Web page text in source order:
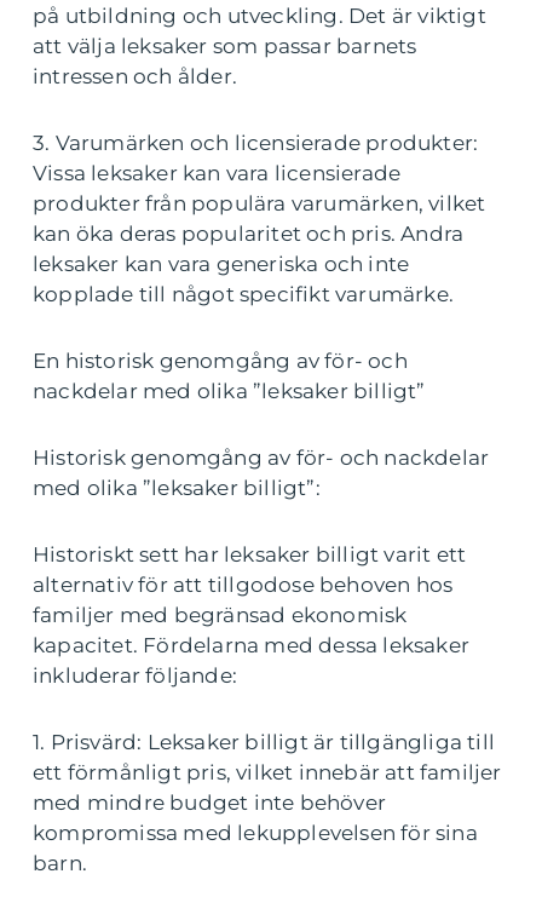
på utbildning och utveckling. Det är viktigt
att välja leksaker som passar barnets
intressen och ålder.
3. Varumärken och licensierade produkter:
Vissa leksaker kan vara licensierade
produkter från populära varumärken, vilket
kan öka deras popularitet och pris. Andra
leksaker kan vara generiska och inte
kopplade till något specifikt varumärke.
En historisk genomgång av för- och
nackdelar med olika ”leksaker billigt”
Historisk genomgång av för- och nackdelar
med olika ”leksaker billigt”:
Historiskt sett har leksaker billigt varit ett
alternativ för att tillgodose behoven hos
familjer med begränsad ekonomisk
kapacitet. Fördelarna med dessa leksaker
inkluderar följande:
1. Prisvärd: Leksaker billigt är tillgängliga till
ett förmånligt pris, vilket innebär att familjer
med mindre budget inte behöver
kompromissa med lekupplevelsen för sina
barn.